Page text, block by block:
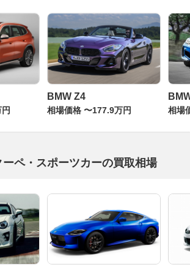
BMW Z4
相場価格 〜177.9万円 相場
ペ・スポーツカーの買取相場